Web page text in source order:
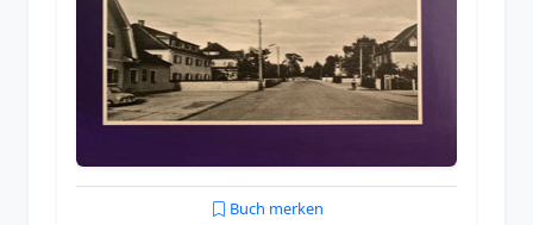
Buch merken